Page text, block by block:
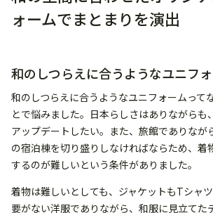
ォームでまとまりを演出
和のしつらえに合うようなユニフ
和のしつらえに合うようなユニフォームって
とで悩みました。日本らしさはありながらも
アップデートしたい。また、旅館でありなが
の宿泊棟を切り盛りしなければならため、着
するのが難しいという条件がありました。
着物は難しいとしても、ジャケットもTシャ
要がない洋服でありながら、和服に見立てた